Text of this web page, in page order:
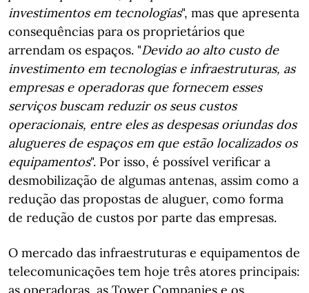
investimentos em tecnologias", mas que apresenta
consequências para os proprietários que
arrendam os espaços. "Devido ao alto custo de
investimento em tecnologias e infraestruturas, as
empresas e operadoras que fornecem esses
serviços buscam reduzir os seus custos
operacionais, entre eles as despesas oriundas dos
alugueres de espaços em que estão localizados os
equipamentos". Por isso, é possível verificar a
desmobilização de algumas antenas, assim como a
redução das propostas de aluguer, como forma
de redução de custos por parte das empresas.
O mercado das infraestruturas e equipamentos de
telecomunicações tem hoje três atores principais: